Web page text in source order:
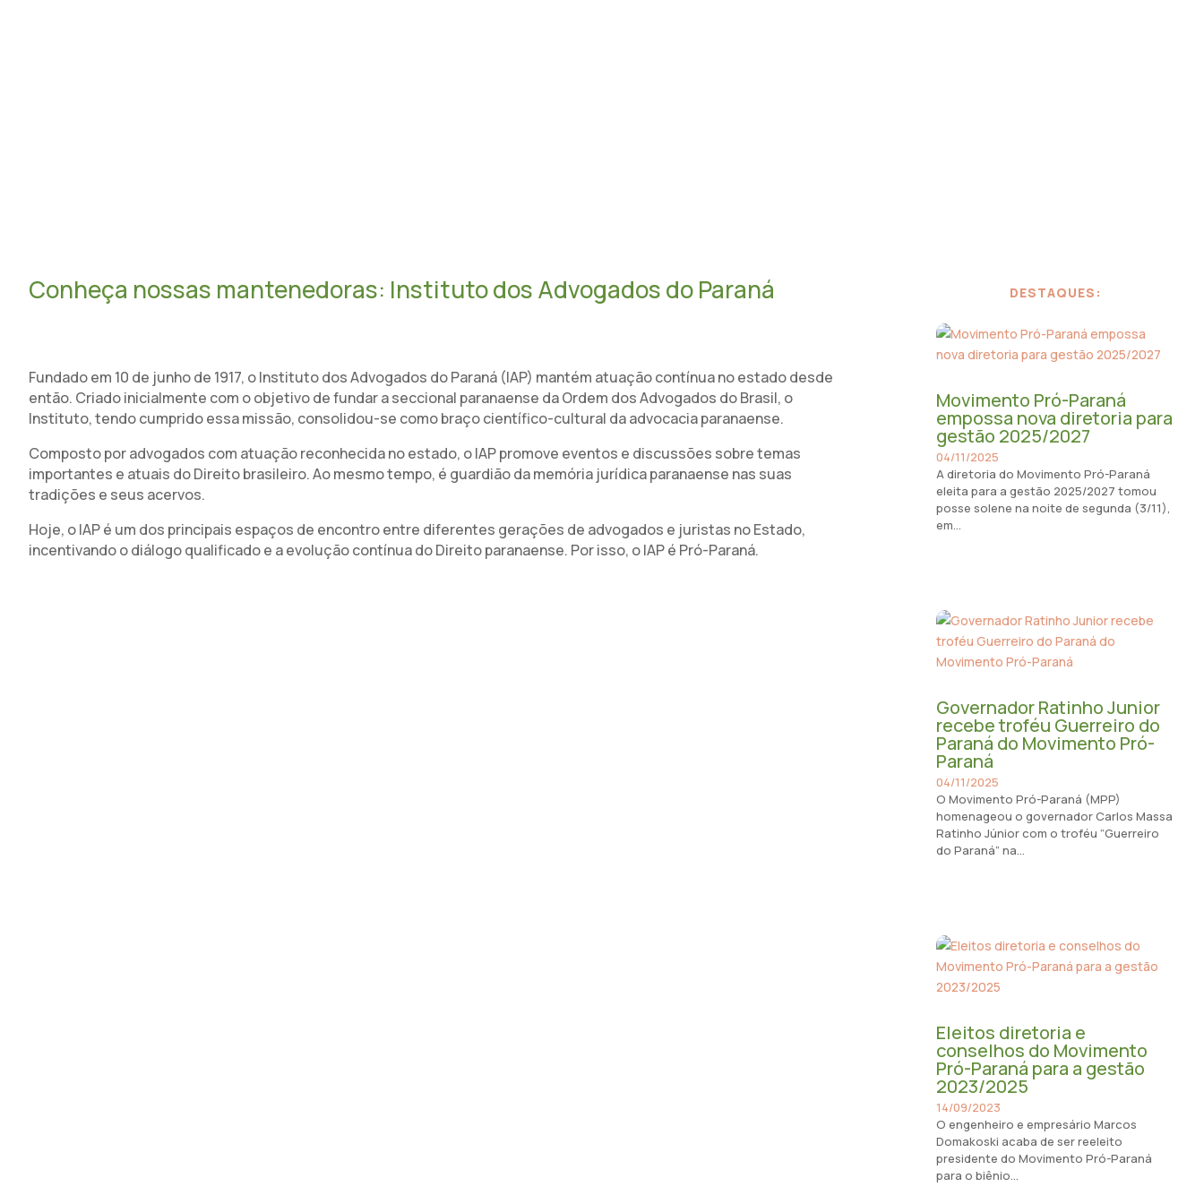
Conheça nossas mantenedoras: Instituto dos Advogados do Paraná
Fundado em 10 de junho de 1917, o Instituto dos Advogados do Paraná (IAP) mantém atuação contínua no estado desde
então. Criado inicialmente com o objetivo de fundar a seccional paranaense da Ordem dos Advogados do Brasil, o
Instituto, tendo cumprido essa missão, consolidou-se como braço científico-cultural da advocacia paranaense.
Composto por advogados com atuação reconhecida no estado, o IAP promove eventos e discussões sobre temas
importantes e atuais do Direito brasileiro. Ao mesmo tempo, é guardião da memória jurídica paranaense nas suas
tradições e seus acervos.
⁠⁠Hoje, o IAP é um dos principais espaços de encontro entre diferentes gerações de advogados e juristas no Estado,
incentivando o diálogo qualificado e a evolução contínua do Direito paranaense. Por isso, o IAP é Pró-Paraná.
DESTAQUES:
Movimento Pró-Paraná
empossa nova diretoria para
gestão 2025/2027
04/11/2025
A diretoria do Movimento Pró-Paraná
eleita para a gestão 2025/2027 tomou
posse solene na noite de segunda (3/11),
em...
Governador Ratinho Junior
recebe troféu Guerreiro do
Paraná do Movimento Pró-
Paraná
04/11/2025
O Movimento Pró-Paraná (MPP)
homenageou o governador Carlos Massa
Ratinho Júnior com o troféu “Guerreiro
do Paraná” na...
Eleitos diretoria e
conselhos do Movimento
Pró-Paraná para a gestão
2023/2025
14/09/2023
O engenheiro e empresário Marcos
Domakoski acaba de ser reeleito
presidente do Movimento Pró-Paraná
para o biênio...